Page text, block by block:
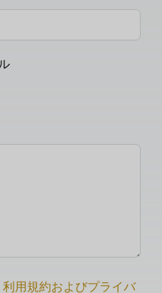
利用規約およびプライバ